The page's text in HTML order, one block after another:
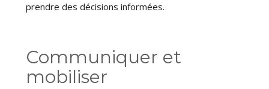
prendre des décisions informées.
Communiquer et
mobiliser